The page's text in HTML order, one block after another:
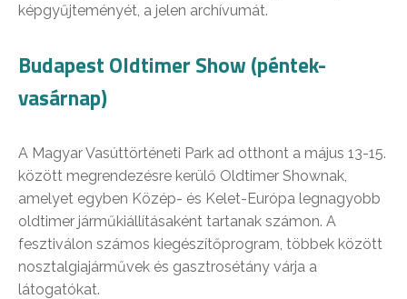
képgyűjteményét, a jelen archívumát.
Budapest Oldtimer Show (péntek-
vasárnap)
A Magyar Vasúttörténeti Park ad otthont a május 13-15.
között megrendezésre kerülő Oldtimer Shownak,
amelyet egyben Közép- és Kelet-Európa legnagyobb
oldtimer járműkiállításaként tartanak számon. A
fesztiválon számos kiegészítőprogram, többek között
nosztalgiajárművek és gasztrosétány várja a
látogatókat.